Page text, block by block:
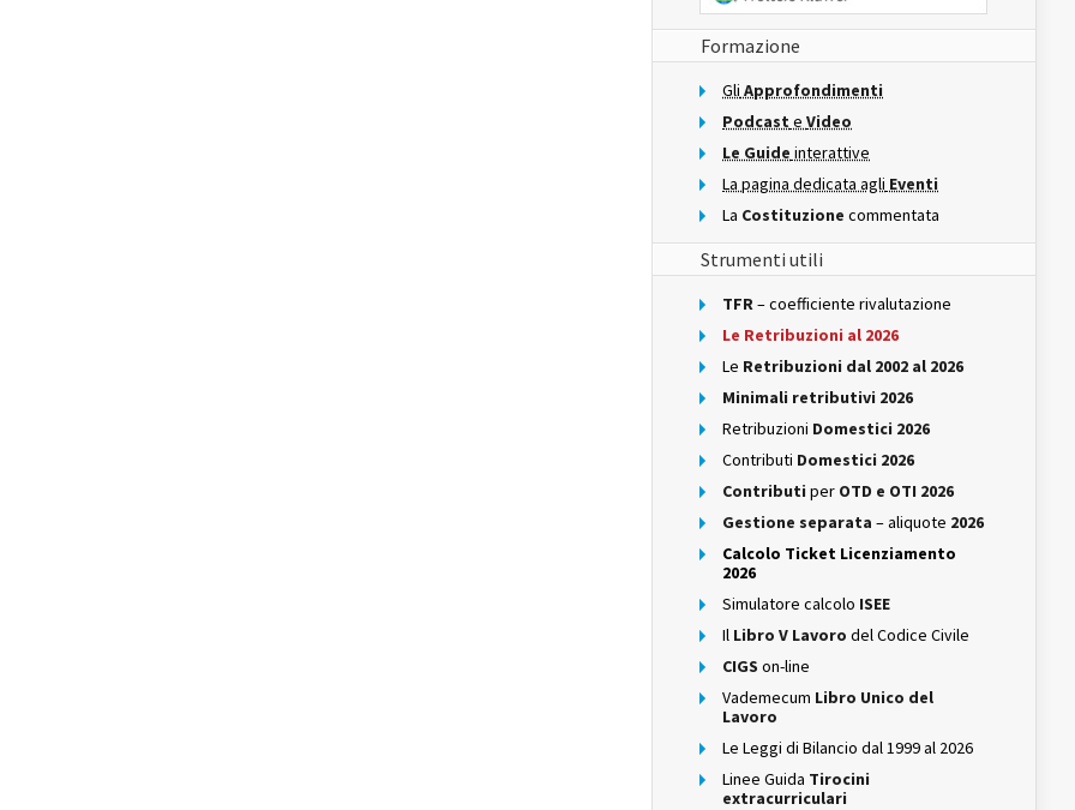
Formazione
Gli Approfondimenti
Podcast e Video
Le Guide interattive
La pagina dedicata agli Eventi
La Costituzione commentata
Strumenti utili
TFR– coefficiente rivalutazione
Le Retribuzioni al 2026
Le Retribuzioni dal 2002 al 2026
Minimali retributivi 2026
Retribuzioni Domestici 2026
Contributi Domestici 2026
Contributi per OTD e OTI 2026
Gestione separata – aliquote 2026
Calcolo Ticket Licenziamento
2026
Simulatore calcolo ISEE
Il Libro V Lavoro del Codice Civile
CIGS on-line
Vademecum Libro Unico del
Lavoro
Le Leggi di Bilancio dal 1999 al 2026
Linee Guida Tirocini
extracurriculari